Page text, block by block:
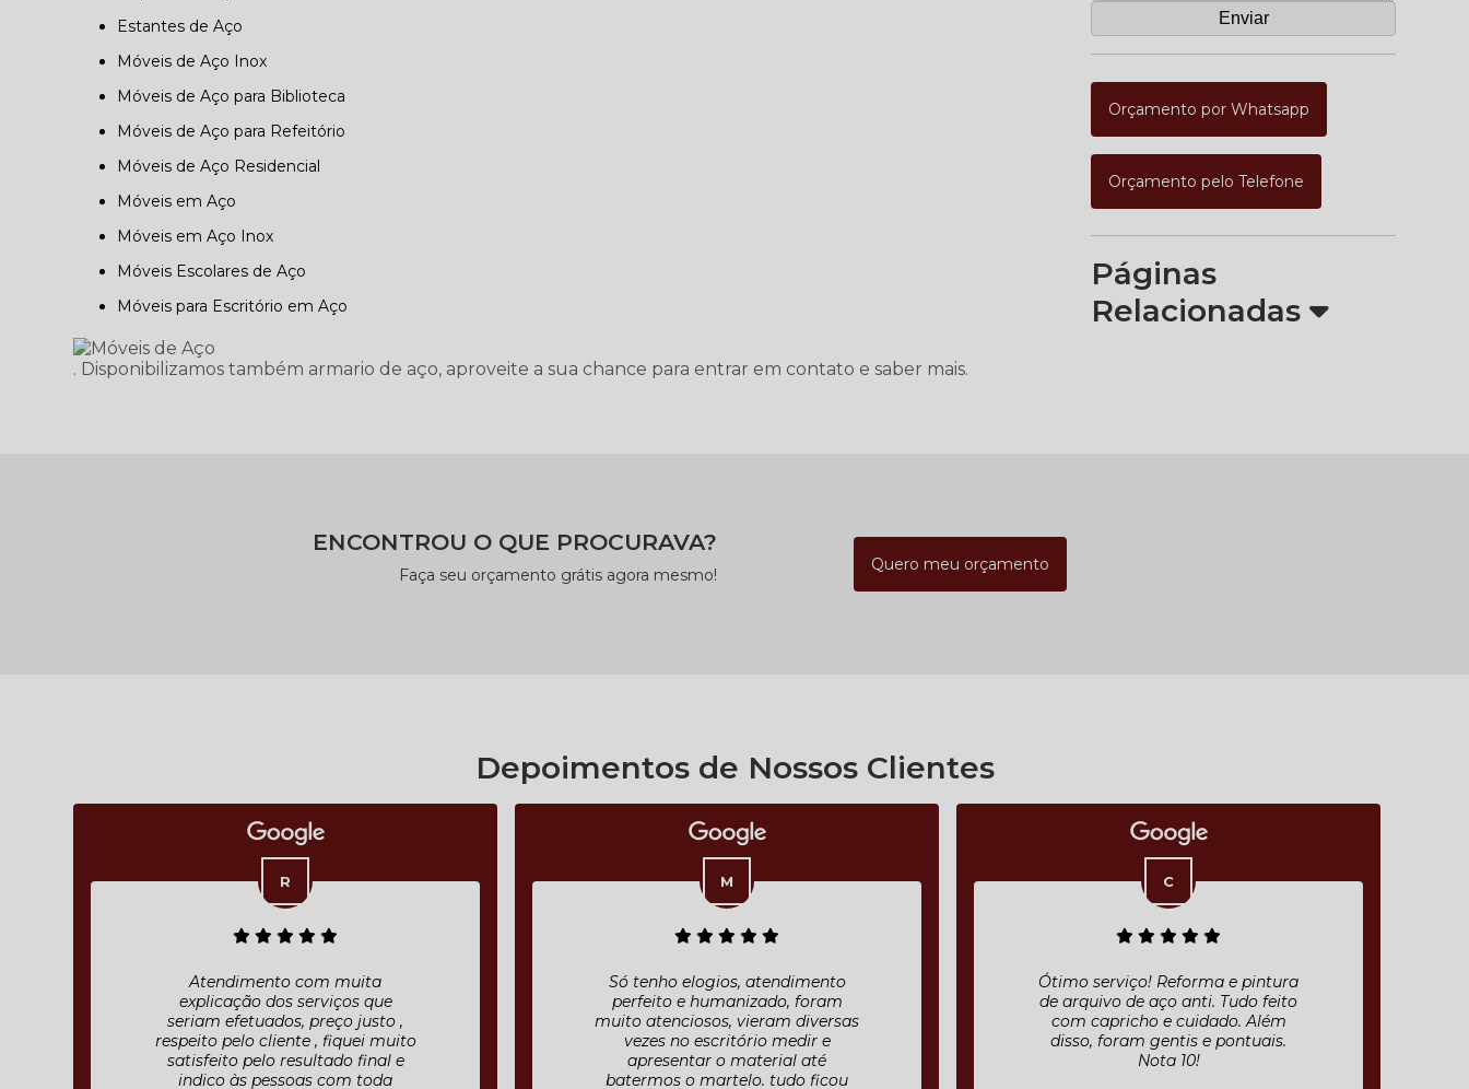
Estantes de Aço
Móveis de Aço Inox
Móveis de Aço para Biblioteca
Móveis de Aço para Refeitório
Móveis de Aço Residencial
Móveis em Aço
Móveis em Aço Inox
Móveis Escolares de Aço
Móveis para Escritório em Aço
. Disponibilizamos também armario de aço, aproveite a sua chance para entrar em contato e saber mais.
Orçamento por Whatsapp
Orçamento pelo Telefone
Páginas
Relacionadas
ENCONTROU O QUE PROCURAVA?
Faça seu orçamento grátis agora mesmo!
Quero meu orçamento
Depoimentos de Nossos Clientes
Atendimento com muita
explicação dos serviços que
seriam efetuados, preço justo ,
respeito pelo cliente , fiquei muito
satisfeito pelo resultado final e
indico às pessoas com toda
Só tenho elogios, atendimento
perfeito e humanizado, foram
muito atenciosos, vieram diversas
vezes no escritório medir e
apresentar o material até
batermos o martelo. tudo ficou
Ótimo serviço! Reforma e pintura
de arquivo de aço anti. Tudo feito
com capricho e cuidado. Além
disso, foram gentis e pontuais.
Nota 10!